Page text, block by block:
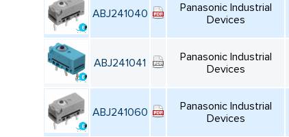
ABJ241040
Panasonic Industrial
Devices
ABJ241041
Panasonic Industrial
Devices
ABJ241060
Panasonic Industrial
Devices